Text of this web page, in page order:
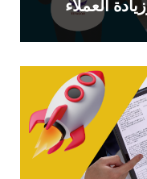
العملاء